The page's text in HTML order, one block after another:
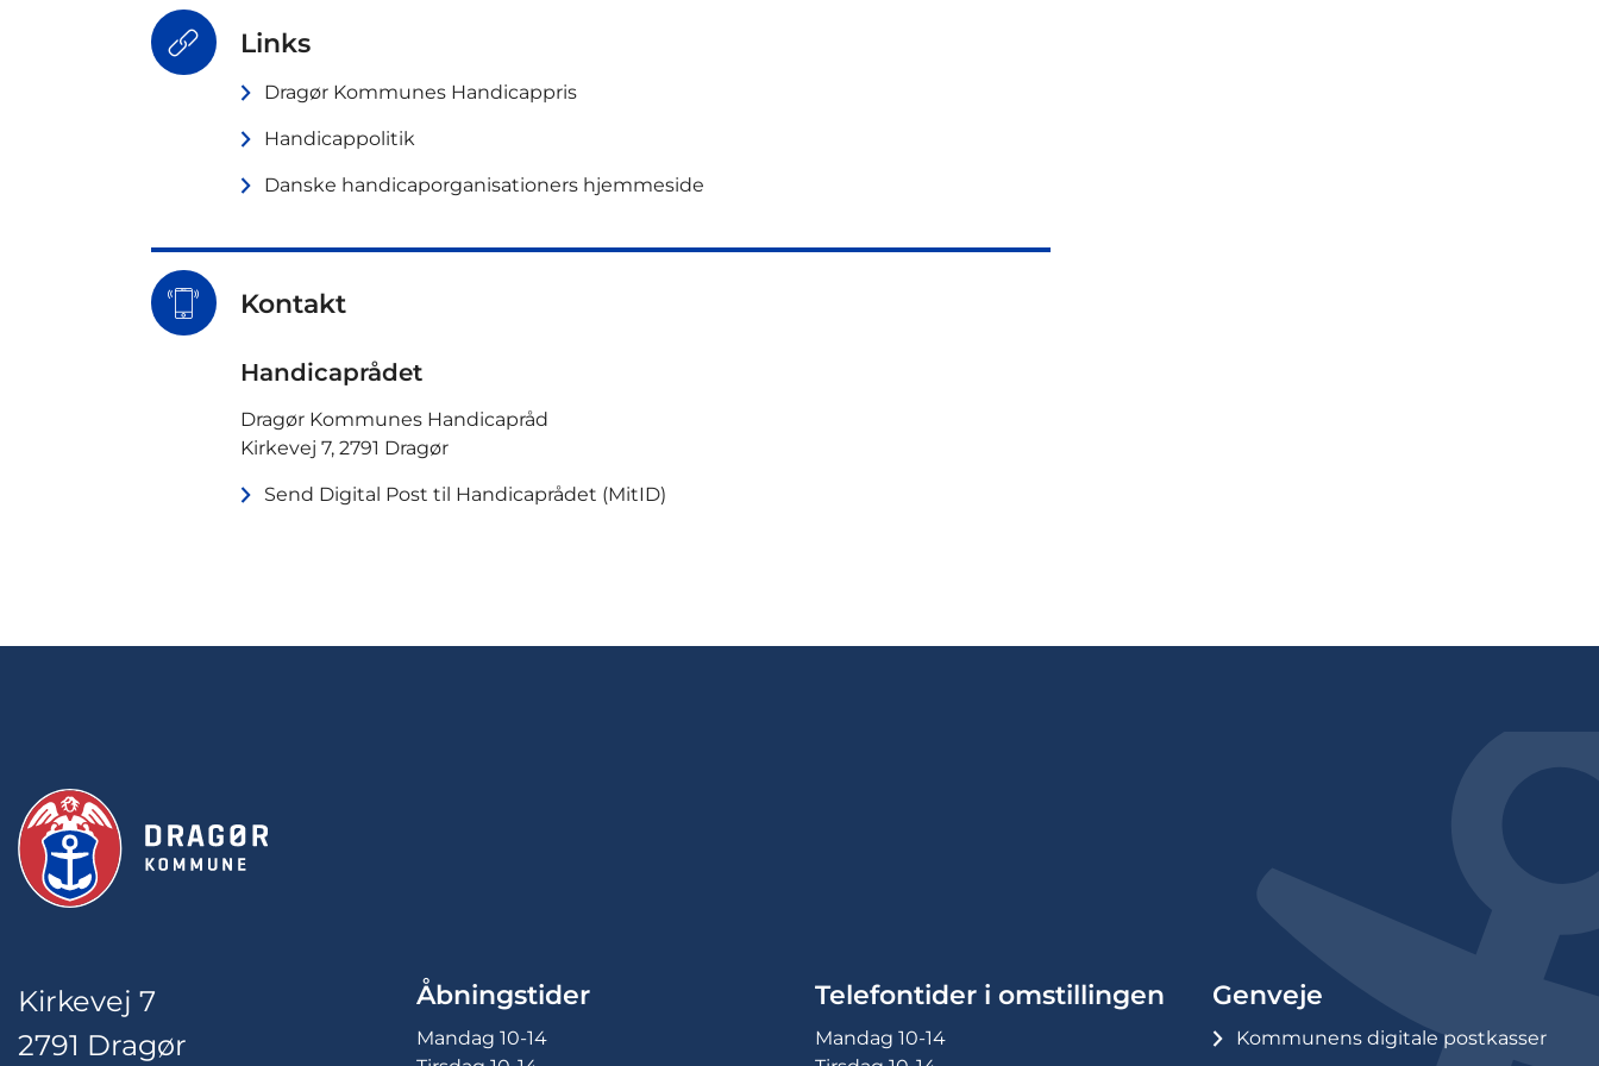
Links
Dragør Kommunes Handicappris
Handicappolitik
Danske handicaporganisationers hjemmeside
Kontakt
Handicaprådet
Dragør Kommunes Handicapråd
Kirkevej 7, 2791 Dragør
Send Digital Post til Handicaprådet (MitID)
Kirkevej 7
2791 Dragør
Åbningstider
Mandag 10-14
Telefontider i omstillingen
Mandag 10-14
Genveje
Kommunens digitale postkasser